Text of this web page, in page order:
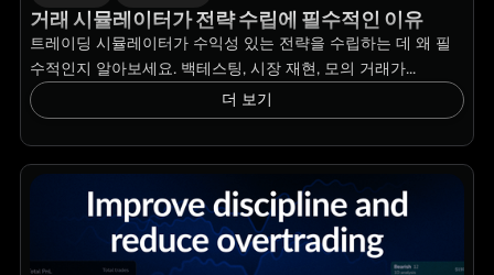
거래 시뮬레이터가 전략 수립에 필수적인 이유
트레이딩 시뮬레이터가 수익성 있는 전략을 수립하는 데 왜 필
수적인지 알아보세요. 백테스팅, 시장 재현, 모의 거래가...
더 보기